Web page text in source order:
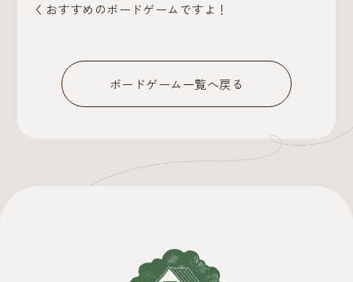
くおすすめのボードゲームですよ！
ボードゲーム一覧へ戻る